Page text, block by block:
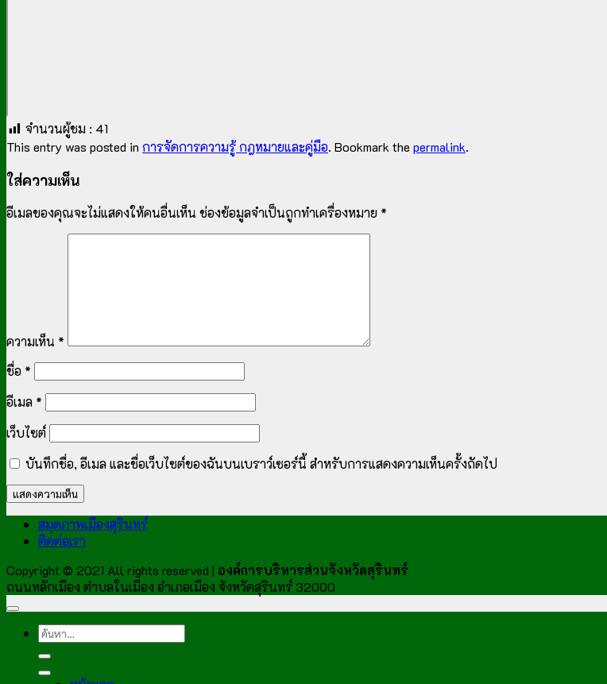
จำนวนผู้ชม : 41
This entry was posted in การจัดการความรู้ กฎหมายและคู่มือ. Bookmark the permalink.
ใส่ความเห็น
อีเมลของคุณจะไม่แสดงให้คนอื่นเห็น ช่องข้อมูลจำเป็นถูกทำเครื่องหมาย *
ความเห็น *
ชื่อ *
อีเมล *
เว็บไซต์
บันทึกชื่อ, อีเมล และชื่อเว็บไซต์ของฉันบนเบราว์เซอร์นี้ สำหรับการแสดงความเห็นครั้งถัดไป
สมุดภาพเมืองสุรินทร์
ติดต่อเรา
Copyright © 2021 All rights reserved | องค์การบริหารส่วนจังหวัดสุรินทร์
ถนนหลักเมือง ตำบลในเมือง อำเภอเมือง จังหวัดสุรินทร์ 32000